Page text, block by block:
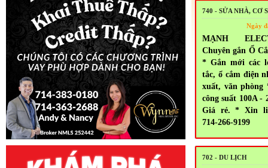
740 - SỬA NHÀ, CƠ
Ngày
MẠNH
Chuyên gắn Ổ
* Gắn mới các
tắc, ổ cắm điện
xuất, văn phòng
công suất 100A -
Giá rẻ. * Xin
714-266-9199
702 - DU LỊCH